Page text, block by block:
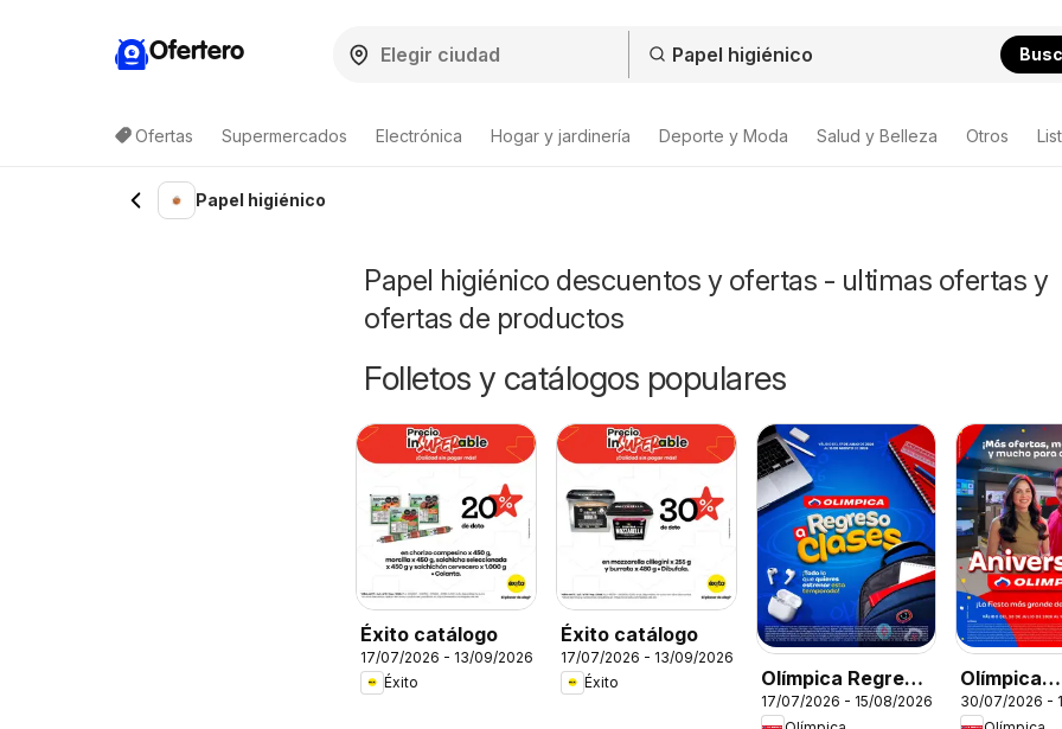
Ofertero
Ofertas Supermercados Electrónica Hogar y jardinería Deporte y Moda Salud y Belleza Otros
Papel higiénico
Papel higiénico descuentos y ofertas - ultimas ofertas y
ofertas de productos
Folletos y catálogos populares
Éxito catálogo
17/07/2026 - 13/09/2026
Éxito
Éxito catálogo
17/07/2026 - 13/09/2026
Éxito
Olímpica Regreso
a clases
17/07/2026 - 15/08/2026
Olímpica
30/07/2026 -